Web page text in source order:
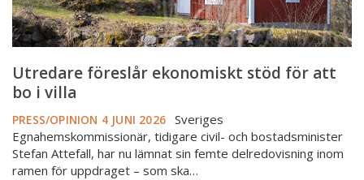
Utredare föreslår ekonomiskt stöd för att
bo i villa
PRESS/OPINION 4 JUNI 2026 Sveriges
Egnahemskommissionär, tidigare civil- och bostadsminister
Stefan Attefall, har nu lämnat sin femte delredovisning inom
ramen för uppdraget – som ska…